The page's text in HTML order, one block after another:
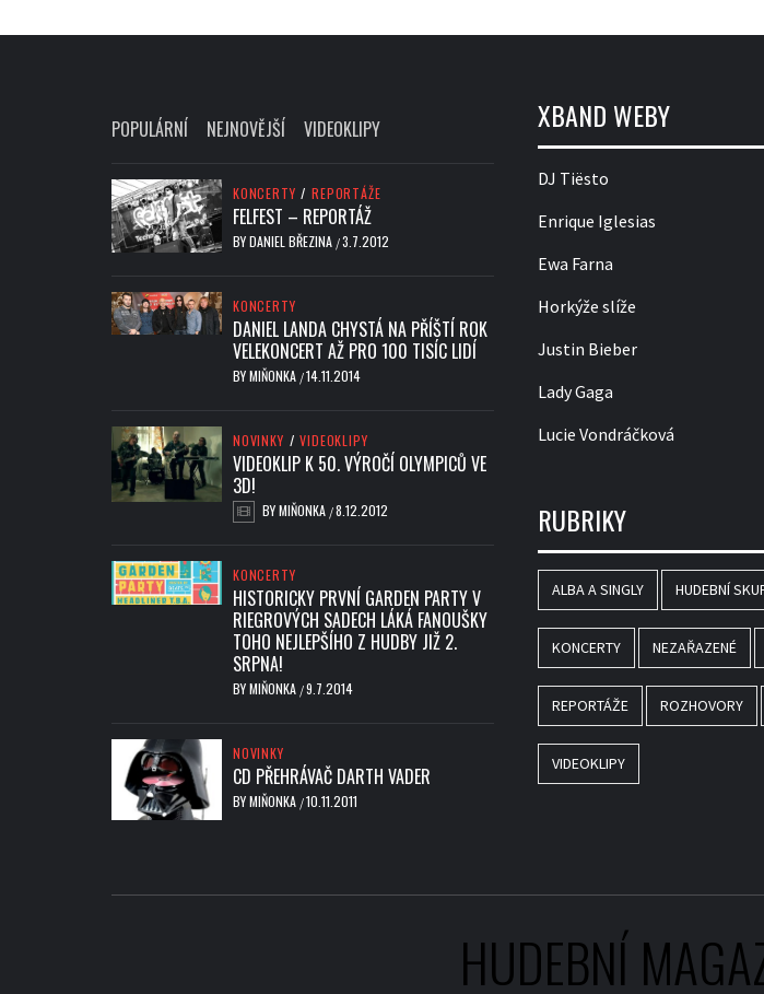
POPULÁRNÍ NEJNOVĚJŠÍ VIDEOKLIPY
KONCERTY / REPORTÁŽE
FELFEST – REPORTÁŽ
BYDANIEL BŘEZINA /3.7.2012
KONCERTY
DANIEL LANDA CHYSTÁ NA PŘÍŠTÍ ROK
VELEKONCERT AŽ PRO 100 TISÍC LIDÍ
BYMIŇONKA /14.11.2014
NOVINKY / VIDEOKLIPY
VIDEOKLIP K 50. VÝROČÍ OLYMPICŮ VE
3D!
BYMIŇONKA /8.12.2012
KONCERTY
HISTORICKY PRVNÍ GARDEN PARTY V
RIEGROVÝCH SADECH LÁKÁ FANOUŠKY
TOHO NEJLEPŠÍHO Z HUDBY JIŽ 2.
SRPNA!
BYMIŇONKA /9.7.2014
NOVINKY
CD PŘEHRÁVAČ DARTH VADER
BYMIŇONKA /10.11.2011
XBAND WEBY
DJ Tiësto
Enrique Iglesias
Ewa Farna
Horkýže slíže
Justin Bieber
Lady Gaga
Lucie Vondráčková
RUBRIKY
ALBA A SINGLY HUDEBNÍ
KONCERTY NEZAŘAZENÉ
REPORTÁŽE ROZHOVORY
VIDEOKLIPY
HUDEBNÍ